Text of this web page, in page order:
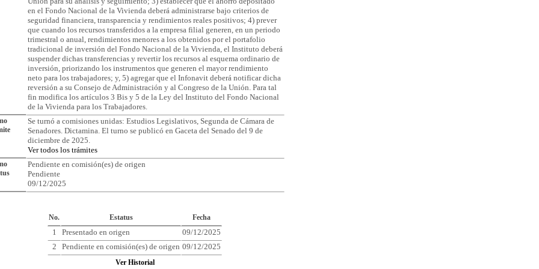
en el Fondo Nacional de la Vivienda deberá administrarse bajo criterios de
seguridad financiera, transparencia y rendimientos reales positivos; 4) prever
que cuando los recursos transferidos a la empresa filial generen, en un periodo
trimestral o anual, rendimientos menores a los obtenidos por el portafolio
tradicional de inversión del Fondo Nacional de la Vivienda, el Instituto deberá
suspender dichas transferencias y revertir los recursos al esquema ordinario de
inversión, priorizando los instrumentos que generen el mayor rendimiento
neto para los trabajadores; y, 5) agregar que el Infonavit deberá notificar dicha
reversión a su Consejo de Administración y al Congreso de la Unión. Para tal
fin modifica los artículos 3 Bis y 5 de la Ley del Instituto del Fondo Nacional
de la Vivienda para los Trabajadores.
Se turnó a comisiones unidas: Estudios Legislativos, Segunda de Cámara de
Senadores. Dictamina. El turno se publicó en Gaceta del Senado del 9 de
diciembre de 2025.
Ver todos los trámites
Pendiente en comisión(es) de origen
Pendiente
09/12/2025
No. Estatus Fecha
1 Presentado en origen
09/12/2025
2
Pendiente en comisión(es) de origen 09/12/2025
Ver Historial